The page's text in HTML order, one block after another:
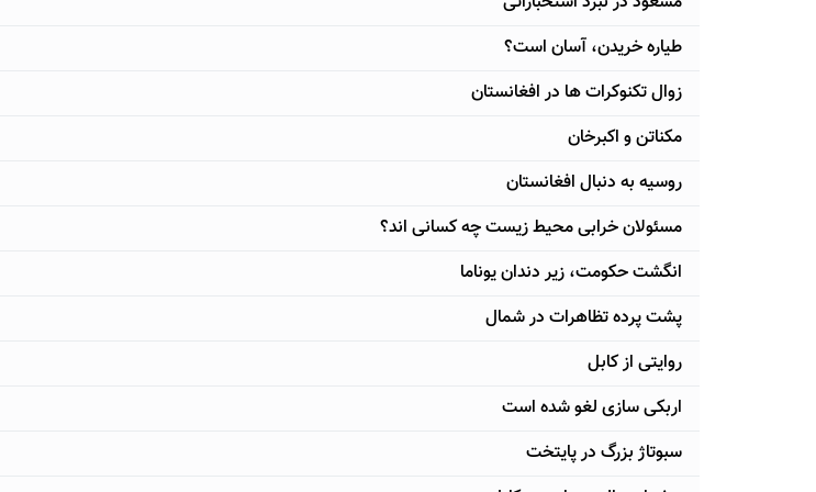
طیاره خریدن، آسان است؟
زوال تکنوکرات ها در افغانستان
مکناتن و اکبرخان
روسیه به دنبال افغانستان
مسئولان خرابی محيط زيست چه كسانی اند؟
انگشت حکومت، زیر دندان یوناما
پشت پرده تظاهرات در شمال
روایتی از کابل
اربكی سازی لغو شده است
سبوتاژ بزرگ در پايتخت